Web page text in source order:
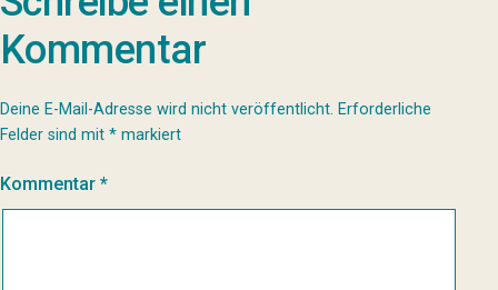
Kommentar
Deine E-Mail-Adresse wird nicht veröffentlicht. Erforderliche
Felder sind mit * markiert
Kommentar *